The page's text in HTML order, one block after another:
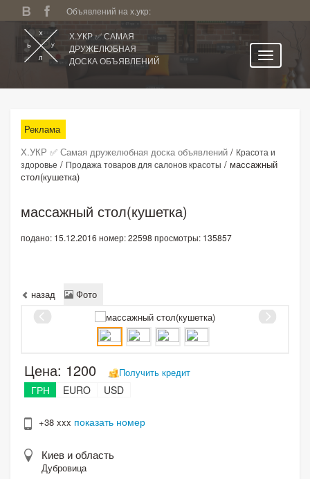
Объявлений на х.укр:
Х.УКР ✅ САМАЯ
ДРУЖЕЛЮБНАЯ
ДОСКА ОБЪЯВЛЕНИЙ
Все регионы
Категории
Избранное
Личный кабинет
Поиск по сайту
Реклама
Х.УКР ✅ Самая дружелюбная доска объявлений / Красота и
здоровье / Продажа товаров для салонов красоты / массажный
стол(кушетка)
массажный стол(кушетка)
подано: 15.12.2016 номер: 22598 просмотры: 135857
назад Фото
Цена: 1200 Получить кредит
ГРН EURO USD
+38 xxx показать номер
Киев и область
Дубровица